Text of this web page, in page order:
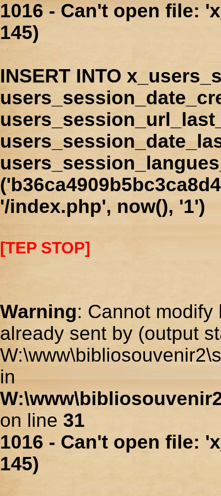
1016 - Can't open file:
145)
INSERT INTO
'/index.php', now(), '1')
[TEP STOP]
Warning: Cannot
already sent by (output
in
on line 31
1016 - Can't open file:
145)